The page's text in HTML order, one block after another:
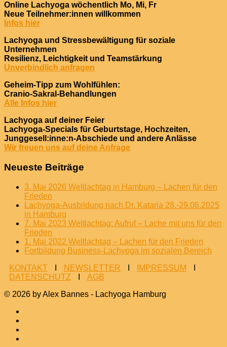
Online Lachyoga wöchentlich Mo, Mi, Fr
Neue Teilnehmer:innen willkommen
Infos hier
Lachyoga und Stressbewältigung für soziale
Unternehmen
Resilienz, Leichtigkeit und Teamstärkung
Unverbindlich anfragen
Geheim-Tipp zum Wohlfühlen:
Cranio-Sakral-Behandlungen
Alle Infos hier
Lachyoga auf deiner Feier
Lachyoga-Specials für Geburtstage, Hochzeiten,
Junggesell:inne:n-Abschiede und andere Anlässe
Wir freuen uns auf deine Anfrage
Neueste Beiträge
3. Mai 2026 Weltlachtag in Hamburg – Lachen für den
Frieden
Lachyoga-Ausbildung nach Dr. Kataria 28.-29.06.2025
in Hamburg
7. Mai 2023 Weltlachtag: Aufruf – Lache mit uns für den
Frieden
1. Mai 2022 Weltlachtag – Lachen für den Frieden
Fortbildung Business-Lachyoga im sozialen Bereich
KONTAKT
NEWSLETTER IMPRESSUM
DATENSCHUTZ
AGB
© 2026 by Alex Bannes - Lachyoga Hamburg